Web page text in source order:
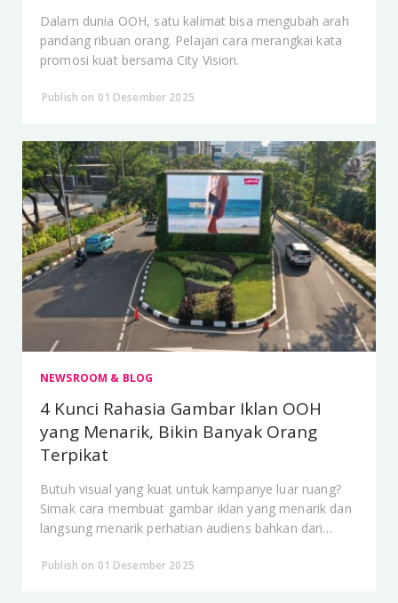
Dalam dunia OOH, satu kalimat bisa mengubah arah
pandang ribuan orang. Pelajari cara merangkai kata
promosi kuat bersama City Vision.
Publish on 01 Desember 2025
NEWSROOM & BLOG
4 Kunci Rahasia Gambar Iklan OOH
yang Menarik, Bikin Banyak Orang
Terpikat
Butuh visual yang kuat untuk kampanye luar ruang?
Simak cara membuat gambar iklan yang menarik dan
langsung menarik perhatian audiens bahkan dari
Publish on 01 Desember 2025